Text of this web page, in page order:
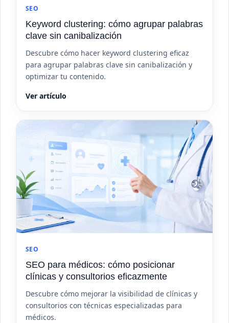
SEO
Keyword clustering: cómo agrupar palabras
clave sin canibalización
Descubre cómo hacer keyword clustering eficaz
para agrupar palabras clave sin canibalización y
optimizar tu contenido.
Ver artículo
SEO
SEO para médicos: cómo posicionar
clínicas y consultorios eficazmente
Descubre cómo mejorar la visibilidad de clínicas y
consultorios con técnicas especializadas para
médicos.